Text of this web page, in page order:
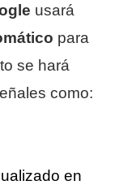
usará
para
se hará
como:
en